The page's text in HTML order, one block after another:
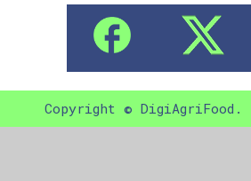
Copyright © DigiAgriFood.